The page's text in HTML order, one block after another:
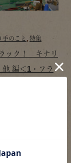
手のこと , 特集
ック！ キナリ
他 編＜1・フラ